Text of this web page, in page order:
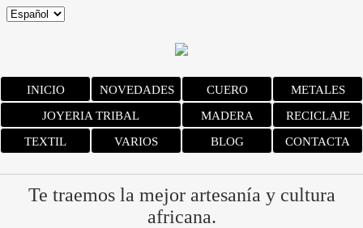
INICIO NOVEDADES CUERO
METALES
JOYERIA TRIBAL
MADERA
RECICLAJE
TEXTIL
VARIOS BLOG CONTACTA
Te traemos la mejor artesanía y cultura
africana.